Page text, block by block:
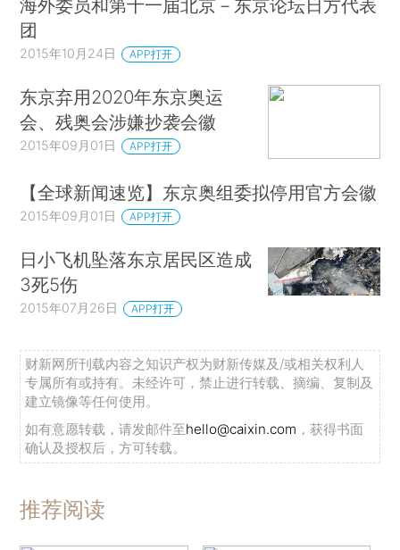
海外委员和第十一届北京－东京论坛日方代表
团
2015年10月24日 APP打开
东京弃用2020年东京奥运
会、残奥会涉嫌抄袭会徽
2015年09月01日 APP打开
【全球新闻速览】东京奥组委拟停用官方会徽
2015年09月01日 APP打开
日小飞机坠落东京居民区造成
3死5伤
2015年07月26日 APP打开
财新网所刊载内容之知识产权为财新传媒及/或相关权利人
专属所有或持有。未经许可，禁止进行转载、摘编、复制及
建立镜像等任何使用。
如有意愿转载，请发邮件至hello@caixin.com ，获得书面
确认及授权后，方可转载。
推荐阅读